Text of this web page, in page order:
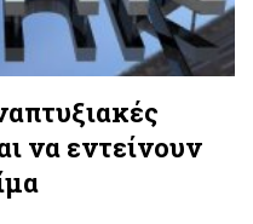
να εντείνουν